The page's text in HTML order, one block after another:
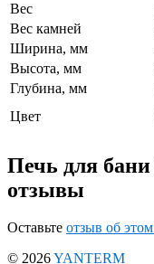
Вес
Вес камней
Ширина, мм
Высота, мм
Глубина, мм
Цвет
Печь для
отзывы
Оставьте отзыв об
© 2026YANTERM